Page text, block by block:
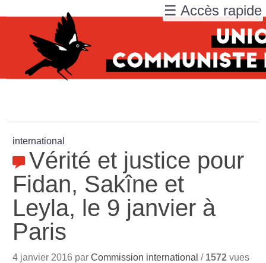
international
Vérité et justice pour
Fidan, Sakîne et
Leyla, le 9 janvier à
Paris
4 janvier 2016 parCommission international / 1572 vues
☰ Accès rapide